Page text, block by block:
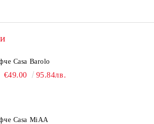
Casa Barolo
€49.00 95.84лв.
Casa MiAA